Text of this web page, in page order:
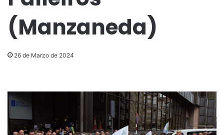
(Manzaneda)
26 de Marzo de 2024